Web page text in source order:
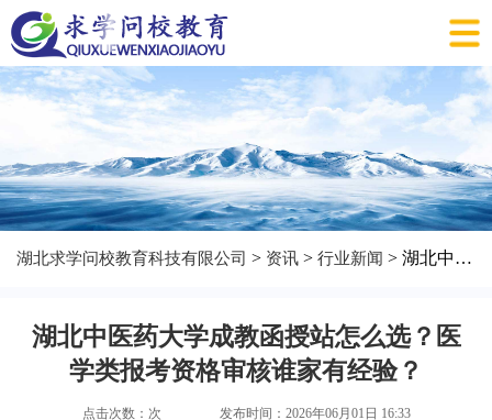
湖北求学问校教育科技有限公司 > 资讯 > 行业新闻 > 湖北中医药大学成教函授站怎么选？医学类报考资格审核谁家有经验？
湖北中医药大学成教函授站怎么选？医
学类报考资格审核谁家有经验？
点击次数： 次 发布时间：2026年06月01日 16:33